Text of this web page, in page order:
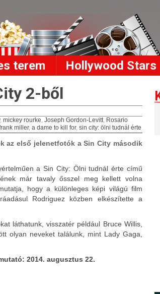
terem Hollywood Stars
2-ből
, mickey rourke, Joseph Gordon-Levitt, Rosario
miller, a dame to kill for, sin city: ölni tudnál érte
az első jelenetfotók a Sin City második
a Sin City: Ölni tudnál érte című
már tavaly ősszel meg kellett volna
hogy a különleges képi világú film
Rodriguez közben elkészítette a
láthatunk, visszatér például Bruce Willis,
olyan neveket találunk, mint Lady Gaga,
2014. augusztus 22.